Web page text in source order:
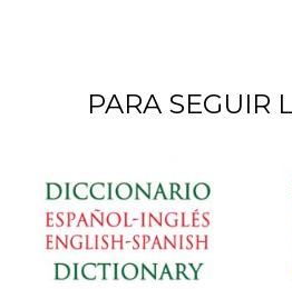
PARA SEGUIR